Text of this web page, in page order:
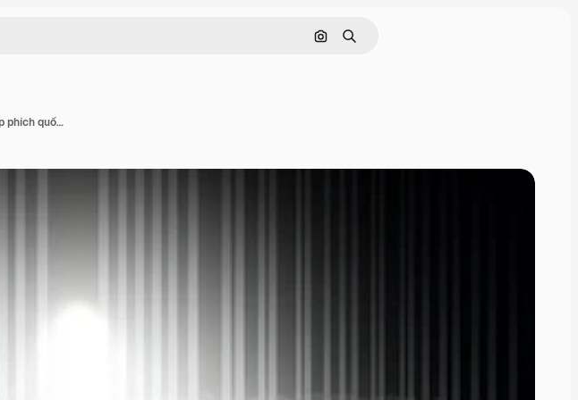
Tìm kiếm bằng hình ảnh
Tìm kiếm
Ngày Chuột chũi với đám đông và bóng đơn sắc của chuột chũi S Áp phích quốc tế đầy màu sắc Sân khấu